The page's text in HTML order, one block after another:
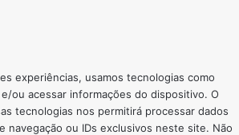
experiências, usamos tecnologias como
ou acessar informações do dispositivo. O
tecnologias nos permitirá processar dados
navegação ou IDs exclusivos neste site. Não